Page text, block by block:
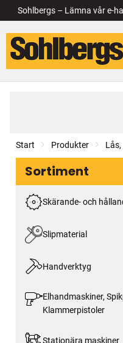
Sohlbergs – Lämna vår e-
Start Produkter
Sortiment
Skärande- och
Slipmaterial
Handverktyg
Elhandmaskiner,
Klammerpistoler
Stationära maskiner